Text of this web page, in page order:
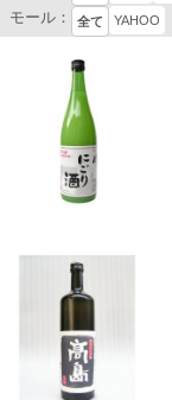
モール： 全て YAHOO